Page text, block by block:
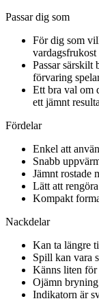
Passar dig som
För dig som
vardagsfrukost
Passar särskilt
förvaring
Ett bra val om
ett jämnt
Fördelar
Enkel att
Snabb
Jämnt rostade
Lätt att rengöra
Kompakt
Nackdelar
Kan ta längre
Spill kan vara
Känns liten för
Ojämn
Indikatorn är